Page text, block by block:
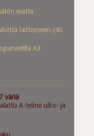
matta
laitteeseen (40
A3
väriä
A-teline ulko- ja